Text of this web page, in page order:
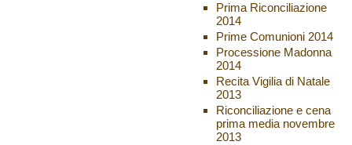
Prima Riconciliazione
2014
Prime Comunioni 2014
Processione Madonna
2014
Recita Vigilia di Natale
2013
Riconciliazione e cena
prima media novembre
2013